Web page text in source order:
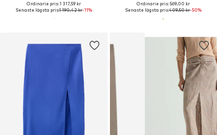
Ordinarie pris: 1 317,59 kr
Senaste lägsta pris:1 190,42 kr-11%
Ordinarie pris: 569,00 kr
Senaste lägsta pris:409,50 kr-50%